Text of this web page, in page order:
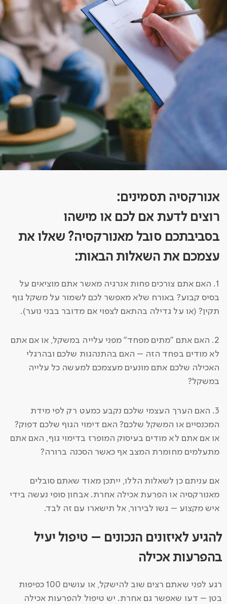
אנורקסיה תסמינים:
רוצים לדעת אם לכם או מישהו
בסביבתכם סובל מאנורקסיה? שאלו את
עצמכם את השאלות הבאות:
1. האם אתם צורכים פחות אנרגיה מאשר אתם מוציאים על
בסיס קבוע? באורח שלא מאפשר לכם לשמור על משקל גוף
תקין? (או על גדילה בהתאם לצפוי אם מדובר בבני נוער).
2. האם אתם "מתים מפחד" מפני עלייה במשקל, או אם אתם
לא מודים בפחד הזה – האם בהתנהגות שלכם ובהרגלי
האכילה שלכם אתם מונעים מעצמכם למעשה כל עלייה
במשקל?
3. האם הערך העצמי שלכם נקבע כמעט רק לפי מידת
המכנסיים או המשקל שלכם? האם דימוי הגוף שלכם דפוק?
או אם אתם לא מודים בעיסוק המופרז בדימוי גוף, האם אתם
מתעלמים מחומרת המצב אף כאשר הסכנה ברורה?
אם עניתם כן לשאלות הללו, ייתכן מאוד שאתם סובלים
מאנורקסיה או הפרעת אכילה אחרת. אבחון סופי נעשה בידי
איש מקצוע – גשו לבירור, אל תישארו עם זה לבד.
להגיע לאיזונים הנכונים – טיפול יעיל
בהפרעות אכילה
רגע לפני שאתם רצים שוב להישקל, או עושים 100 כפיפות
בטן – דעו שאפשר גם אחרת. יש טיפול להפרעות אכילה